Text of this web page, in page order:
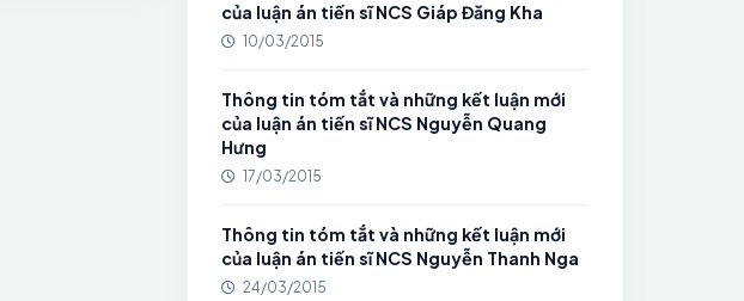
của luận án tiến sĩ NCS Giáp Đăng Kha
10/03/2015
Thông tin tóm tắt và những kết luận mới
của luận án tiến sĩ NCS Nguyễn Quang
Hưng
17/03/2015
Thông tin tóm tắt và những kết luận mới
của luận án tiến sĩ NCS Nguyễn Thanh Nga
24/03/2015